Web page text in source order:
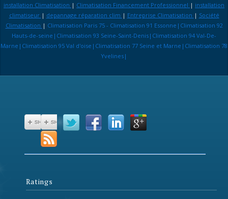
installation Climatisation | Climatisation Financement Professionnel | installation
climatiseur | depannage réparation clim | Entreprise Climatisation | Société
Climatisation | Climatisation Paris 75 - Climatisation 91 Essonne|Climatisation 92
Hauts-de-seine|Climatisation 93 Seine-Saint-Denis|Climatisation 94 Val-De-
Marne|Climatisation 95 Val d'oise|Climatisation 77 Seine et Marne|Climatisation 78
Yvelines|
Ratings